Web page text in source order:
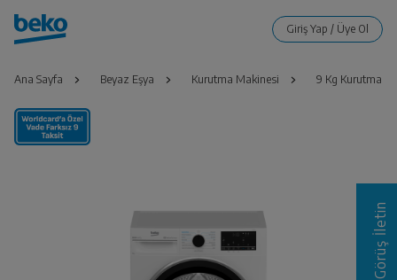
Ana Sayfa Beyaz Eşya Kurutma Makinesi 9 Kg Kurutma
Görüş İletin